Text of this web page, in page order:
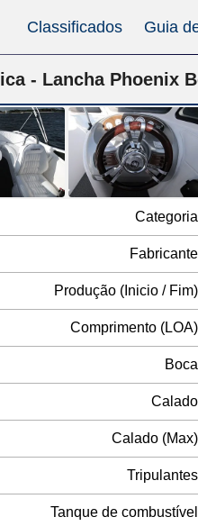
Classificados Guia
- Lancha Phoenix
Categoria
Fabricante
Produção (Inicio / Fim)
Comprimento (LOA)
Boca
Calado
Calado (Max)
Tripulantes
Tanque de combustível